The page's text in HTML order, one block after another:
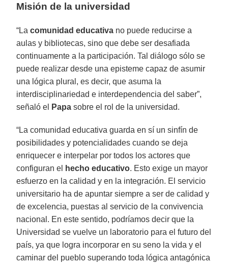
Misión de la universidad
“Lacomunidad educativa no puede reducirse a
aulas y bibliotecas, sino que debe ser desafiada
continuamente a la participación. Tal diálogo sólo se
puede realizar desde una episteme capaz de asumir
una lógica plural, es decir, que asuma la
interdisciplinariedad e interdependencia del saber”,
señaló el
Papa sobre el rol de la universidad.
“La comunidad educativa guarda en sí un sinfín de
posibilidades y potencialidades cuando se deja
enriquecer e interpelar por todos los actores que
configuran el
hecho educativo. Esto exige un mayor
esfuerzo en la calidad y en la integración. El servicio
universitario ha de apuntar siempre a ser de calidad y
de excelencia, puestas al servicio de la convivencia
nacional. En este sentido, podríamos decir que la
Universidad se vuelve un laboratorio para el futuro del
país, ya que logra incorporar en su seno la vida y el
caminar del pueblo superando toda lógica antagónica